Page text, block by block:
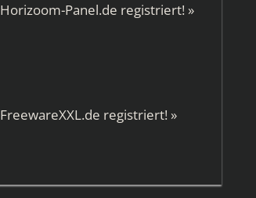
Horizoom-Panel.de registriert! »
FreewareXXL.de registriert! »